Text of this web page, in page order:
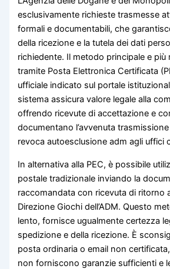
esclusivamente richieste trasmesse
formali e documentabili, che
della ricezione e la tutela dei dati
richiedente. Il metodo principale e più
tramite Posta Elettronica Certificata
ufficiale indicato sul portale
sistema assicura valore legale alla
offrendo ricevute di accettazione e
documentano l’avvenuta
revoca autoesclusione adm agli uffici
In alternativa alla PEC, è possibile
postale tradizionale inviando la
raccomandata con ricevuta di ritorno
Direzione Giochi dell’ADM. Questo
lento, fornisce ugualmente certezza
spedizione e della ricezione. È
posta ordinaria o email non
non forniscono garanzie sufficienti e